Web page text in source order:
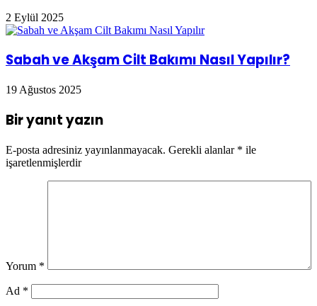
2 Eylül 2025
Sabah ve Akşam Cilt Bakımı Nasıl Yapılır?
19 Ağustos 2025
Bir yanıt yazın
E-posta adresiniz yayınlanmayacak. Gerekli alanlar * ile
işaretlenmişlerdir
Yorum *
Ad *